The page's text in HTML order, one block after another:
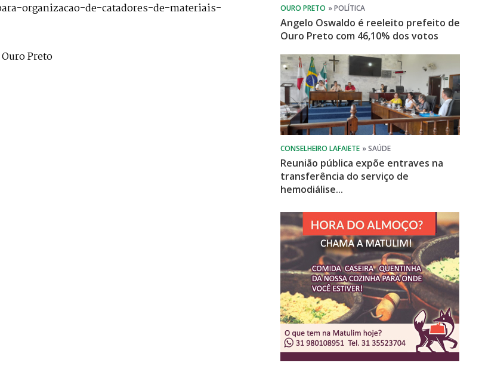
organizacao-de-catadores-de-materiais-
Preto
Angelo Oswaldo é reeleito prefeito de
Ouro Preto com 46,10% dos votos
Reunião pública expõe entraves na
transferência do serviço de
hemodiálise...